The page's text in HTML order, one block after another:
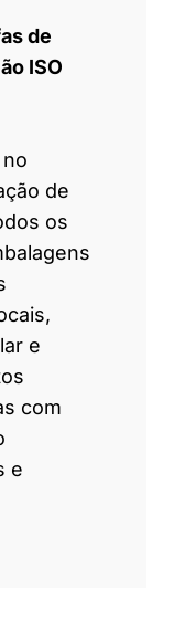
de
ISO
no
de
os
e
com
e